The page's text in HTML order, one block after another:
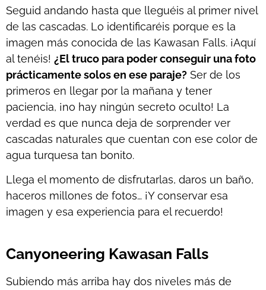
Seguid andando hasta que lleguéis al primer nivel
de las cascadas. Lo identificaréis porque es la
imagen más conocida de las Kawasan Falls. ¡Aquí
al tenéis! ¿El truco para poder conseguir una foto
prácticamente solos en ese paraje? Ser de los
primeros en llegar por la mañana y tener
paciencia, ¡no hay ningún secreto oculto! La
verdad es que nunca deja de sorprender ver
cascadas naturales que cuentan con ese color de
agua turquesa tan bonito.
Llega el momento de disfrutarlas, daros un baño,
haceros millones de fotos… ¡Y conservar esa
imagen y esa experiencia para el recuerdo!
Canyoneering Kawasan Falls
Subiendo más arriba hay dos niveles más de